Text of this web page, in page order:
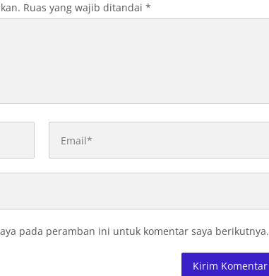
Ruas yang wajib ditandai *
pada peramban ini untuk komentar saya berikutnya.